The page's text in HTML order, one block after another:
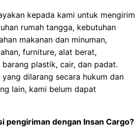
kepada kami untuk mengirim
rumah tangga, kebutuhan
makanan dan minuman,
furniture, alat berat,
plastik, cair, dan padat.
dilarang secara hukum dan
lain, kami belum dapat
pengiriman dengan Insan Cargo?